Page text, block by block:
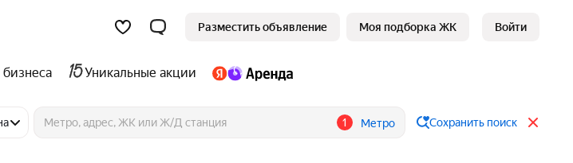
Разместить объявление Моя подборка ЖК Войти
Уникальные акции
1 Метро Сохранить поиск